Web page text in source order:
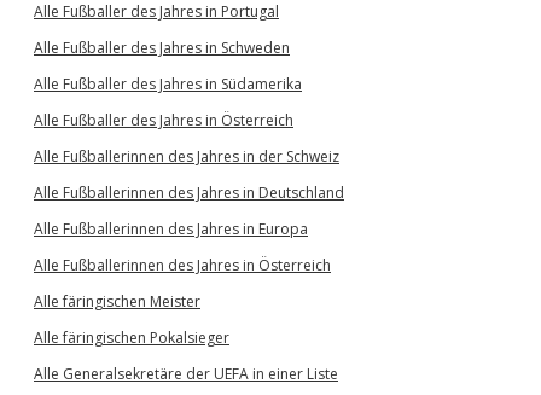
Alle Fußballer des Jahres in Portugal
Alle Fußballer des Jahres in Schweden
Alle Fußballer des Jahres in Südamerika
Alle Fußballer des Jahres in Österreich
Alle Fußballerinnen des Jahres in der Schweiz
Alle Fußballerinnen des Jahres in Deutschland
Alle Fußballerinnen des Jahres in Europa
Alle Fußballerinnen des Jahres in Österreich
Alle färingischen Meister
Alle färingischen Pokalsieger
Alle Generalsekretäre der UEFA in einer Liste